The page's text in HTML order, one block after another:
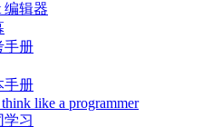
编辑器
手册
手册
like a programmer
学习